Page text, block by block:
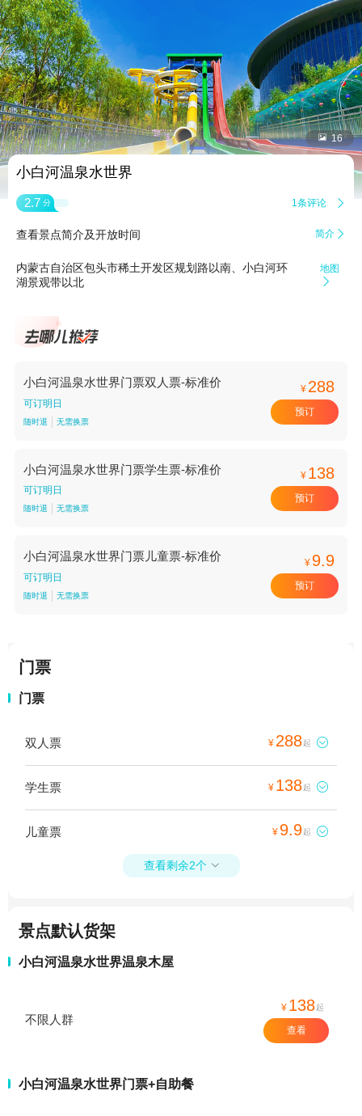
 16
小白河温泉水世界
2.7 分 1条评论 
查看景点简介及开放时间 简介 
内蒙古自治区包头市稀土开发区规划路以南、小白河环
湖景观带以北
地图

小白河温泉水世界门票双人票-标准价
可订明日
随时退 无需换票
¥ 288
预订
小白河温泉水世界门票学生票-标准价
可订明日
随时退 无需换票
¥ 138
预订
小白河温泉水世界门票儿童票-标准价
可订明日
随时退 无需换票
¥ 9.9
预订
门票
门票
双人票 ¥ 288起 
学生票 ¥ 138起 
儿童票 ¥ 9.9起 
查看剩余2个 
景点默认货架
小白河温泉水世界温泉木屋
不限人群
¥ 138起
查看
小白河温泉水世界门票+自助餐
